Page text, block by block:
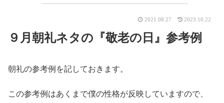
2021.08.27 2023.10.22
９月朝礼ネタの『敬老の日』参考例
朝礼の参考例を記しておきます。
この参考例はあくまで僕の性格が反映していますので、